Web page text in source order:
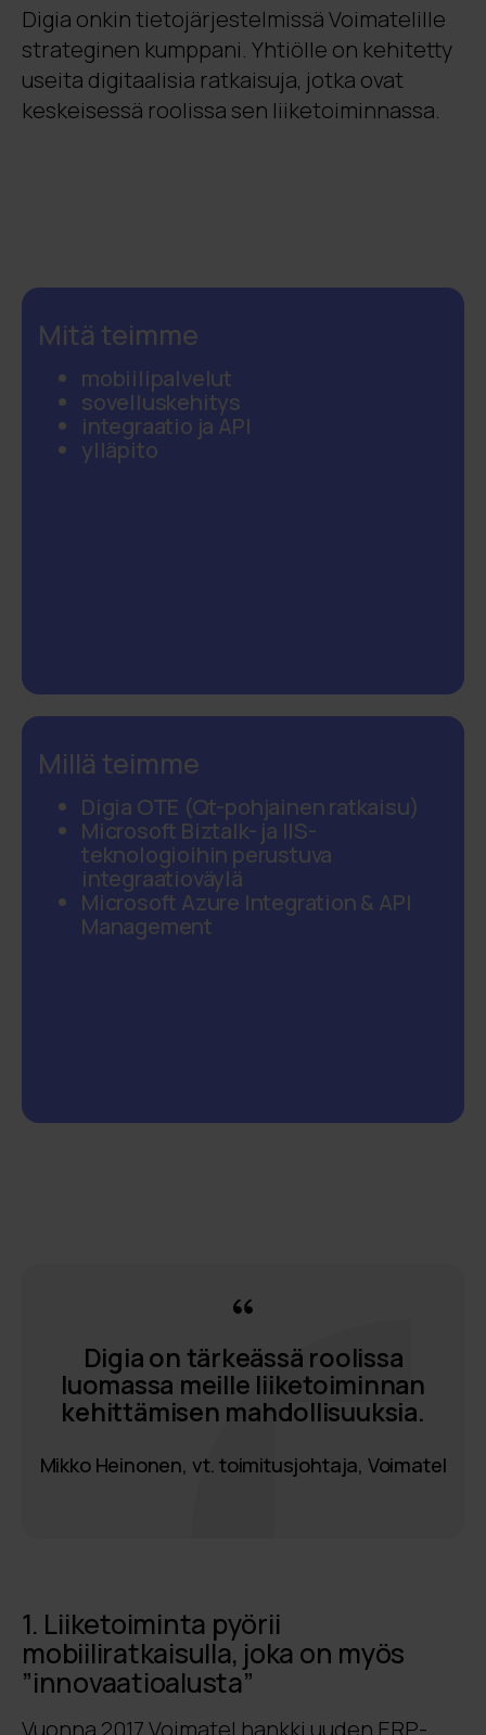
Digia onkin tietojärjestelmissä Voimatelille
strateginen kumppani. Yhtiölle on kehitetty
useita digitaalisia ratkaisuja, jotka ovat
keskeisessä roolissa sen liiketoiminnassa.
Mitä teimme
mobiilipalvelut
sovelluskehitys
integraatio ja API
ylläpito
Millä teimme
Digia OTE (Qt-pohjainen ratkaisu)
Microsoft Biztalk- ja IIS-
teknologioihin perustuva
integraatioväylä
Microsoft Azure Integration & API
Management
Digia on tärkeässä roolissa
luomassa meille liiketoiminnan
kehittämisen mahdollisuuksia.
Mikko Heinonen, vt. toimitusjohtaja, Voimatel
1. Liiketoiminta pyörii
mobiiliratkaisulla, joka on myös
”innovaatioalusta”
Vuonna 2017 Voimatel hankki uuden ERP-